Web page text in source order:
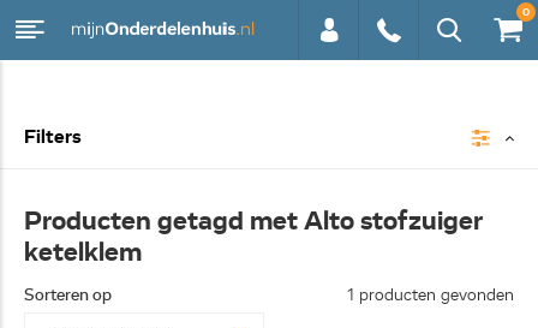
0
Filters
Producten getagd met Alto stofzuiger
ketelklem
Sorteren op 1 producten gevonden